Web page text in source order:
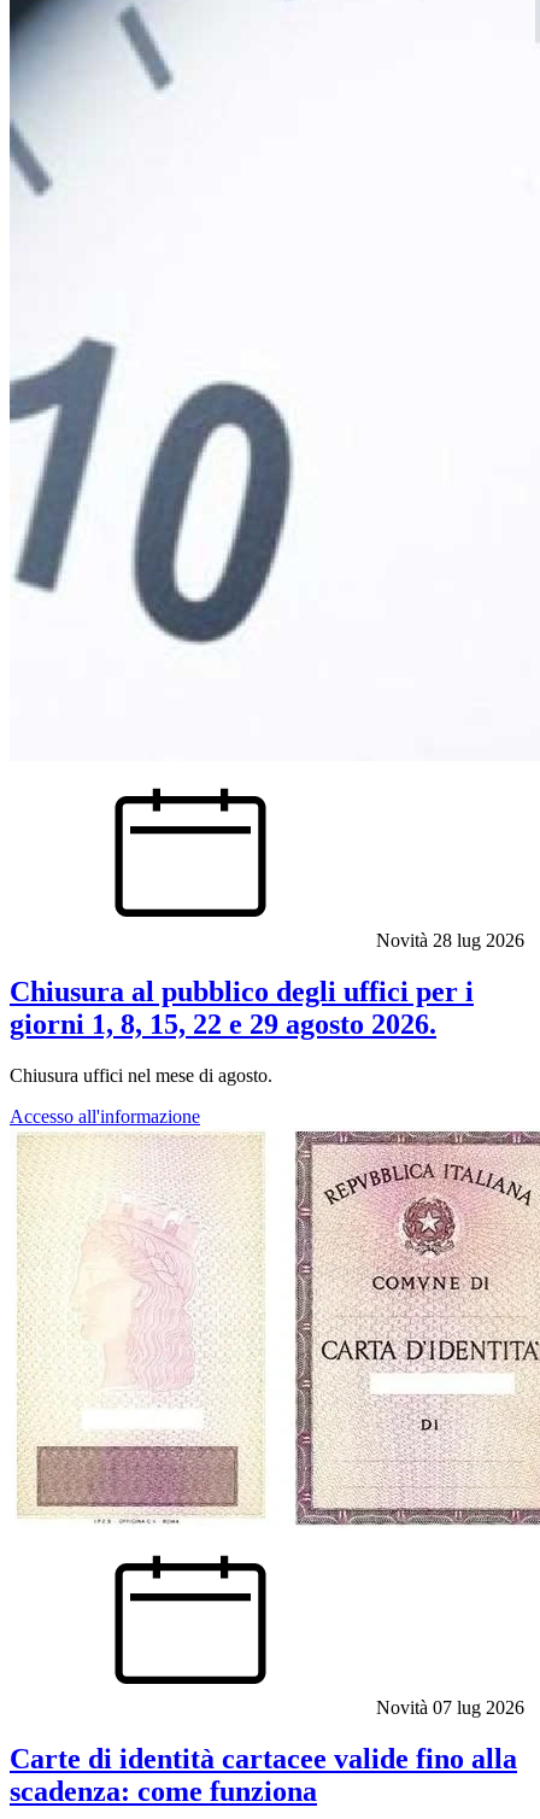
Novità 28 lug 2026
Chiusura al pubblico degli uffici per i
giorni 1, 8, 15, 22 e 29 agosto 2026.
Chiusura uffici nel mese di agosto.
Accesso all'informazione
Novità 07 lug 2026
Carte di identità cartacee valide fino alla
scadenza: come funziona